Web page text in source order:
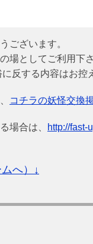
ございます。
場としてご利用下
反する内容はお控
コチラの妖怪交換
場合は、
http://fast-
へ）↓